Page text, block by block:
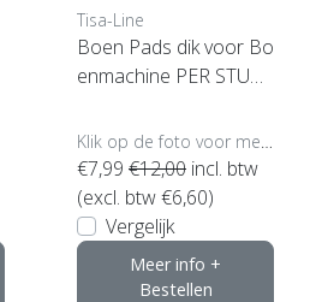
Tisa-Line
Boen Pads dik voor Bo
enmachine PER STUK
kleuren)
€7,99 €12,00 incl. btw
(excl. btw €6,60)
Vergelijk
Meer info +
Bestellen